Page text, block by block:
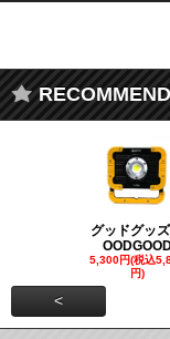
RECOMMEND
グッドグッ
5,300円(税込
円)
<